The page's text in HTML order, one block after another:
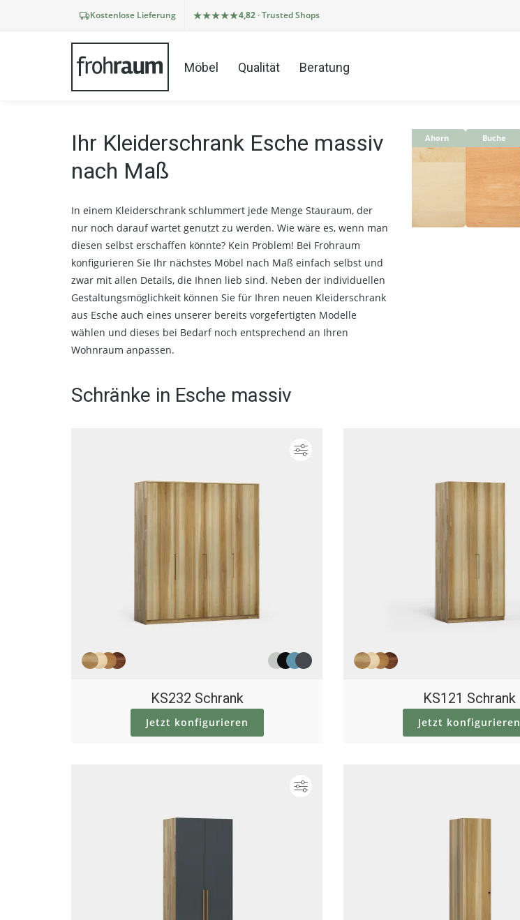
Kostenlose Lieferung 4,82 · Trusted Shops
Möbel Qualität Beratung
Ihr Kleiderschrank Esche massiv
nach Maß
In einem Kleiderschrank schlummert jede Menge Stauraum, der
nur noch darauf wartet genutzt zu werden. Wie wäre es, wenn man
diesen selbst erschaffen könnte? Kein Problem! Bei Frohraum
konfigurieren Sie Ihr nächstes Möbel nach Maß einfach selbst und
zwar mit allen Details, die Ihnen lieb sind. Neben der individuellen
Gestaltungsmöglichkeit können Sie für Ihren neuen Kleiderschrank
aus Esche auch eines unserer bereits vorgefertigten Modelle
wählen und dieses bei Bedarf noch entsprechend an Ihren
Wohnraum anpassen.
Ahorn Buche
Schränke in Esche massiv
KS232 Schrank
Jetzt konfigurieren
KS121 Schrank
Jetzt konfigurieren